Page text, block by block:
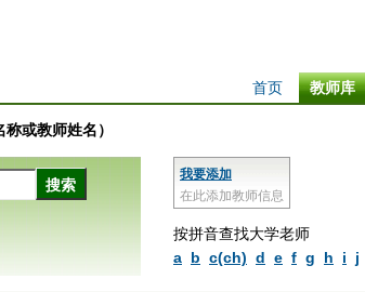
教师库
首页
或教师姓名）
我要添加
在此添加教师信息
按拼音查找大学老师
a b c(ch) d e f g h i j